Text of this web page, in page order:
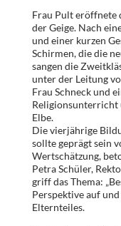
Frau Pult eröffnete
der Geige. Nach
und einer kurzen
Schirmen, die die
sangen die
unter der Leitung
Frau Schneck und
Religionsunterricht
Elbe.
Die vierjährige
sollte geprägt sein
Wertschätzung,
Petra Schüler,
griff das Thema:
Perspektive auf
Elternteiles.